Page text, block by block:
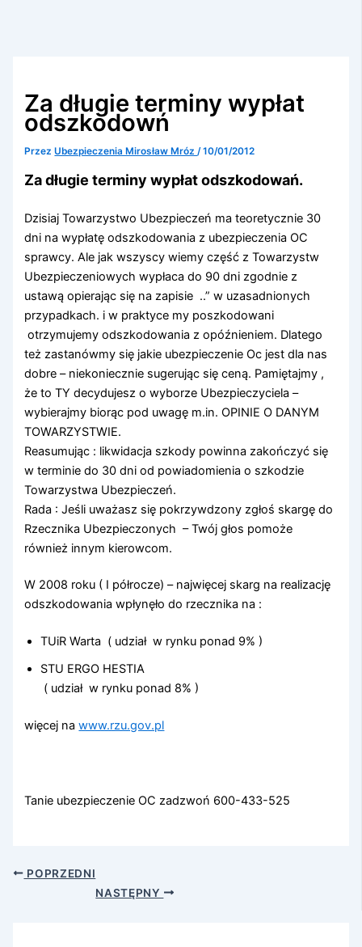
Za długie terminy wypłat
odszkodowń
PrzezUbezpieczenia Mirosław Mróz/10/01/2012
Za długie terminy wypłat odszkodowań.
Dzisiaj Towarzystwo Ubezpieczeń ma teoretycznie 30
dni na wypłatę odszkodowania z ubezpieczenia OC
sprawcy. Ale jak wszyscy wiemy część z Towarzystw
Ubezpieczeniowych wypłaca do 90 dni zgodnie z
ustawą opierając się na zapisie ..” w uzasadnionych
przypadkach. i w praktyce my poszkodowani
otrzymujemy odszkodowania z opóźnieniem. Dlatego
też zastanówmy się jakie ubezpieczenie Oc jest dla nas
dobre – niekoniecznie sugerując się ceną. Pamiętajmy ,
że to TY decydujesz o wyborze Ubezpieczyciela –
wybierajmy biorąc pod uwagę m.in. OPINIE O DANYM
TOWARZYSTWIE.
Reasumując : likwidacja szkody powinna zakończyć się
w terminie do 30 dni od powiadomienia o szkodzie
Towarzystwa Ubezpieczeń.
Rada : Jeśli uważasz się pokrzywdzony zgłoś skargę do
Rzecznika Ubezpieczonych – Twój głos pomoże
również innym kierowcom.
W 2008 roku ( I półrocze) – najwięcej skarg na realizację
odszkodowania wpłynęło do rzecznika na :
TUiR Warta ( udział w rynku ponad 9% )
STU ERGO HESTIA
( udział w rynku ponad 8% )
więcej nawww.rzu.gov.pl
Tanie ubezpieczenie OC zadzwoń 600-433-525
POPRZEDNI
NASTĘPNY